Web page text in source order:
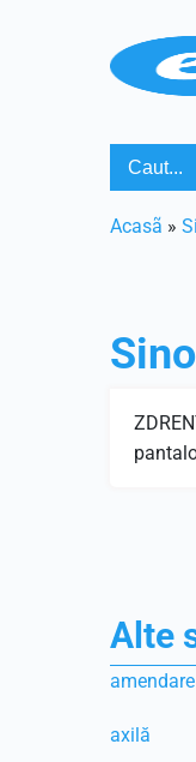
Acasã »
Alte
amendare
axilă